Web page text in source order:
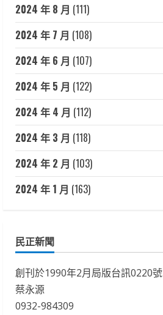
2024 年 8 月 (111)
2024 年 7 月 (108)
2024 年 6 月 (107)
2024 年 5 月 (122)
2024 年 4 月 (112)
2024 年 3 月 (118)
2024 年 2 月 (103)
2024 年 1 月 (163)
民正新聞
創刊於1990年2月局版台訊0220號
蔡永源
0932-984309